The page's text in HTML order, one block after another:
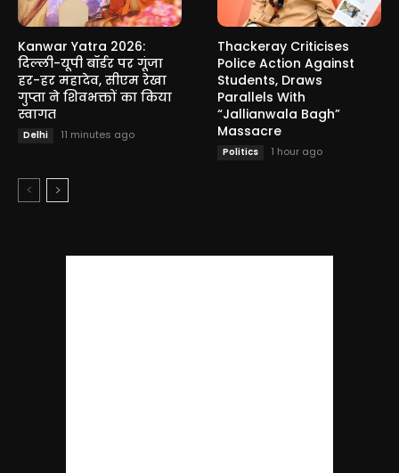
Kanwar Yatra 2026:
दिल्ली-यूपी बॉर्डर पर गूंजा
हर-हर महादेव, सीएम रेखा
गुप्ता ने शिवभक्तों का किया
स्वागत
Delhi 11 minutes ago
Thackeray Criticises
Police Action Against
Students, Draws
Parallels With
“Jallianwala Bagh”
Massacre
Politics 1 hour ago